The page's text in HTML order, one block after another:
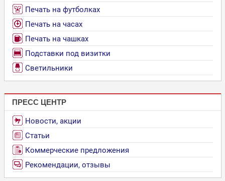
Печать на футболках
Печать на часах
Печать на чашках
Подставки под визитки
Светильники
ПРЕСС ЦЕНТР
Новости, акции
Статьи
Коммерческие предложения
Рекомендации, отзывы